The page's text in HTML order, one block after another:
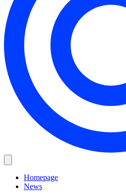
Homepage
News